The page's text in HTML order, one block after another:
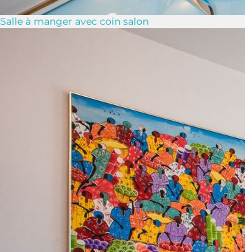
Salle à manger avec coin salon